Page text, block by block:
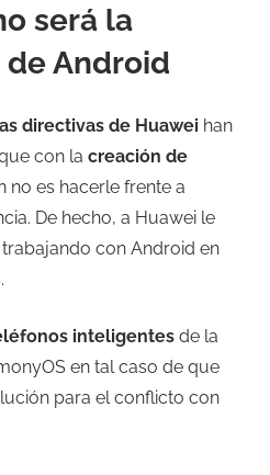
será la
Android
directivas de Huawei han
con la creación de
no es hacerle frente a
De hecho, a Huawei le
con Android en
inteligentes de la
en tal caso de que
para el conflicto con